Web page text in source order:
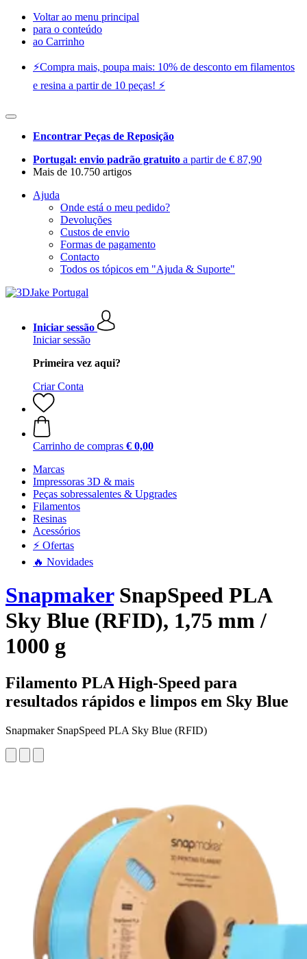
Voltar ao menu principal
para o conteúdo
ao Carrinho
⚡️Compra mais, poupa mais: 10% de desconto em filamentos
e resina a partir de 10 peças! ⚡️
Encontrar Peças de Reposição
Portugal: envio padrão gratuito a partir de € 87,90
Mais de 10.750 artigos
Ajuda
Onde está o meu pedido?
Devoluções
Custos de envio
Formas de pagamento
Contacto
Todos os tópicos em "Ajuda & Suporte"
Iniciar sessão
Iniciar sessão
Primeira vez aqui?
Criar Conta
Carrinho de compras € 0,00
Marcas
Impressoras 3D & mais
Peças sobressalentes & Upgrades
Filamentos
Resinas
Acessórios
⚡ Ofertas
🔥 Novidades
SnapmakerSnapSpeed PLA
Sky Blue (RFID), 1,75 mm /
1000 g
Filamento PLA High-Speed para
resultados rápidos e limpos em Sky Blue
Snapmaker SnapSpeed PLA Sky Blue (RFID)